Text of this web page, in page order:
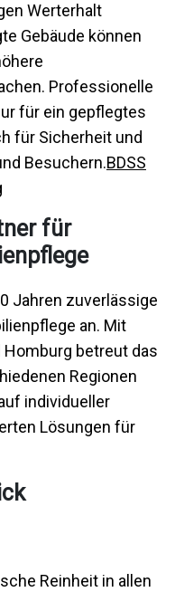
Werterhalt
Gebäude können
Professionelle
für ein gepflegtes
für Sicherheit und
Besuchern.BDSS
für
Jahren zuverlässige
an. Mit
Homburg betreut das
Regionen
individueller
Lösungen für
Reinheit in allen